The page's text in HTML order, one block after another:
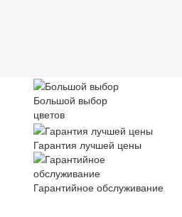
Большой выбор
цветов
Гарантия лучшей цены
Гарантийное обслуживание